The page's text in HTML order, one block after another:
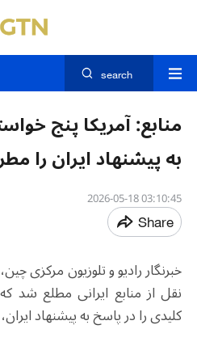
search
منابع: آمریکا پنج
به پیشنهاد ایران را
03:10:45 2026-05-18
Share
نقل از منابع ایرانی مطلع شد
کلیدی را در پاسخ به پیشنهاد